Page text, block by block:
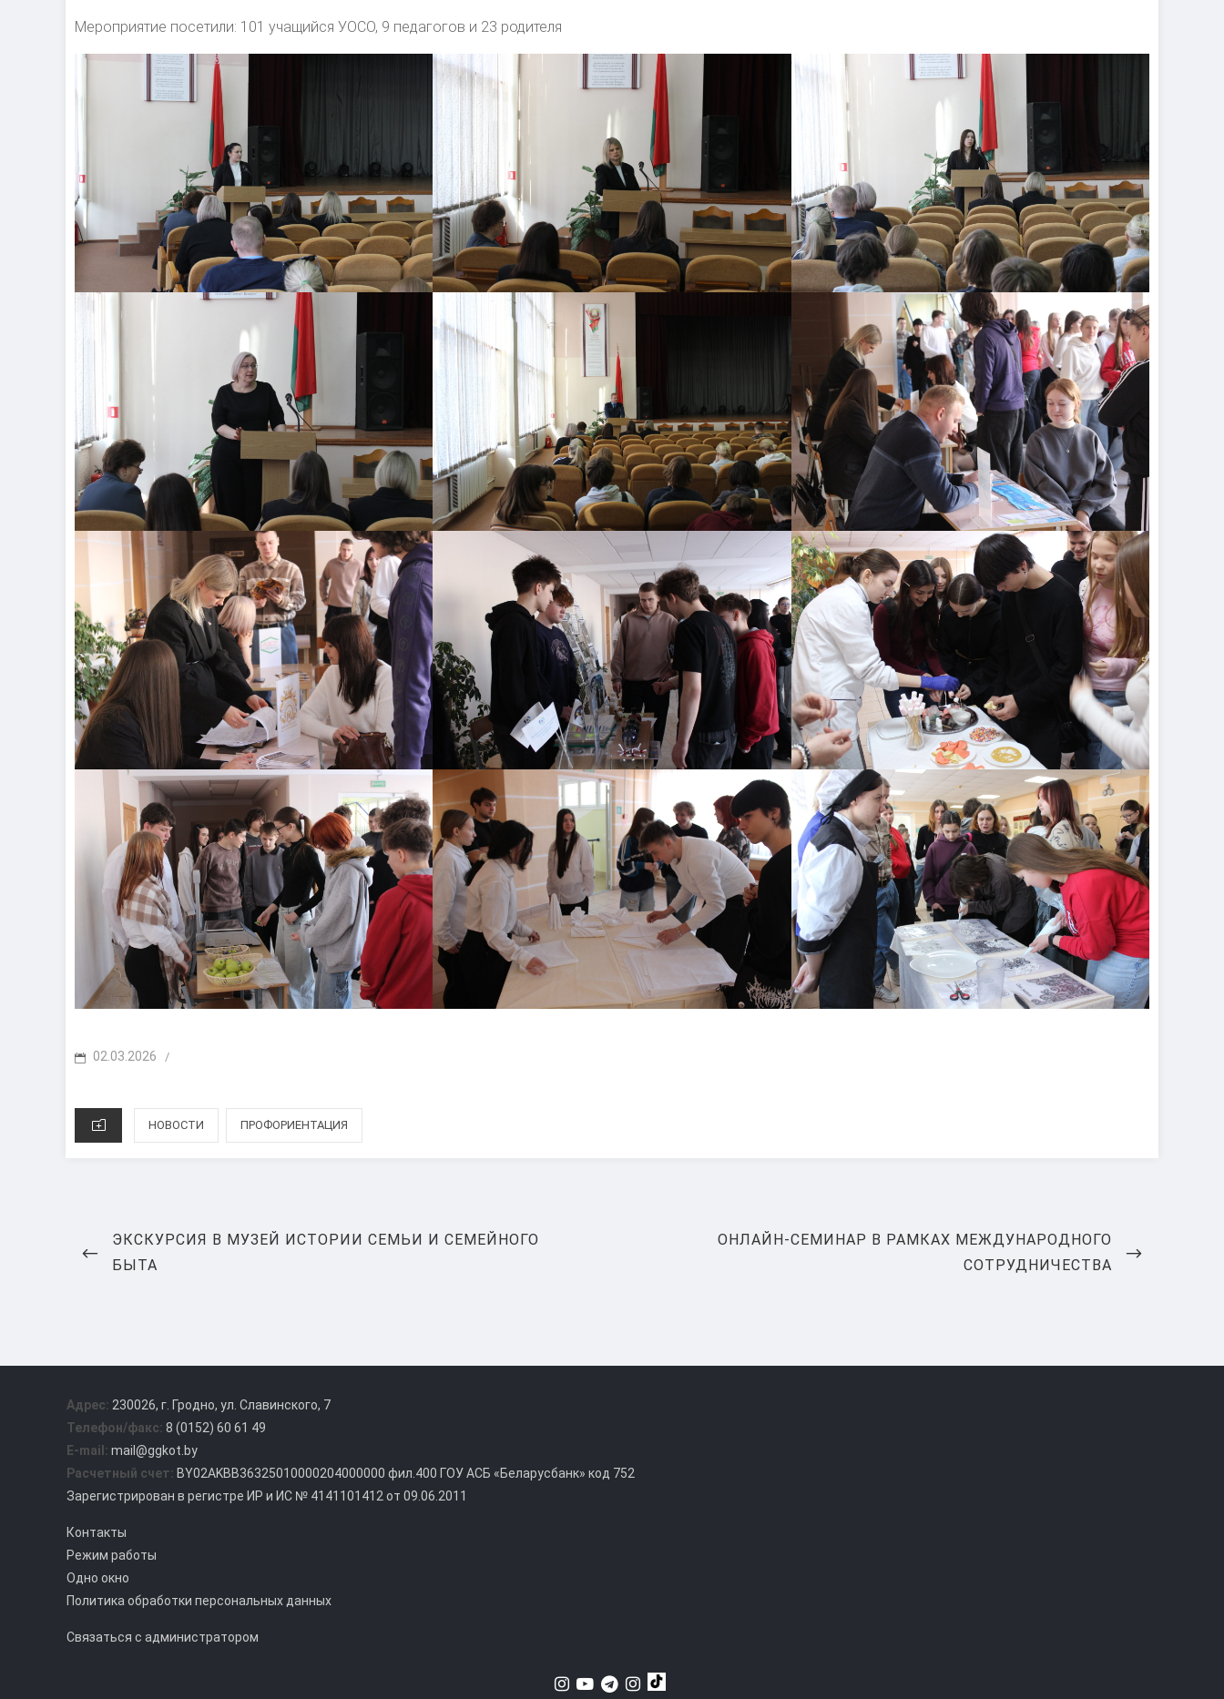
Мероприятие посетили: 101 учащийся УОСО, 9 педагогов и 23 родителя
POSTED
02.03.2026 /
CATEGORIES
НОВОСТИ ПРОФОРИЕНТАЦИЯ
Навигация
по
PREVIOUS
POST
ЭКСКУРСИЯ В МУЗЕЙ ИСТОРИИ СЕМЬИ И СЕМЕЙНОГО
БЫТА
NEXT
ОНЛАЙН-СЕМИНАР В РАМКАХ МЕЖДУНАРОДНОГО
СОТРУДНИЧЕСТВА
Адрес: 230026, г. Гродно, ул. Славинского, 7
Телефон/факс: 8 (0152) 60 61 49
E-mail: mail@ggkot.by
Расчетный счет: BY02AKBB36325010000204000000 фил.400 ГОУ АСБ «Беларусбанк» код 752
Зарегистрирован в регистре ИР и ИС № 4141101412 от 09.06.2011
Контакты
Режим работы
Одно окно
Политика обработки персональных данных
Связаться с администратором